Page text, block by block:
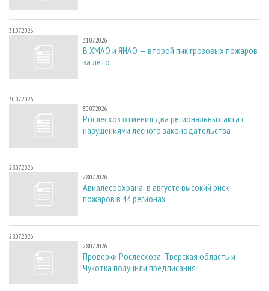
31.07.2026
31.07.2026
В ХМАО и ЯНАО — второй пик грозовых пожаров
за лето
30.07.2026
30.07.2026
Рослесхоз отменил два региональных акта с
нарушениями лесного законодательства
28.07.2026
28.07.2026
Авиалесоохрана: в августе высокий риск
пожаров в 44 регионах
28.07.2026
28.07.2026
Проверки Рослесхоза: Тверская область и
Чукотка получили предписания